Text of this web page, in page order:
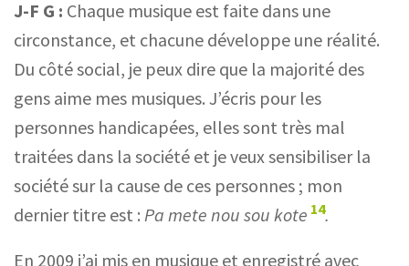
J-F G : Chaque musique est faite dans une
circonstance, et chacune développe une réalité.
Du côté social, je peux dire que la majorité des
gens aime mes musiques. J’écris pour les
personnes handicapées, elles sont très mal
traitées dans la société et je veux sensibiliser la
société sur la cause de ces personnes ; mon
dernier titre est : Pa mete nou sou kote 14.
En 2009 j’ai mis en musique et enregistré avec